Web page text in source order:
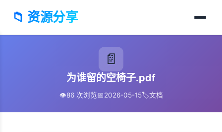
📁 资源分享
📄
为谁留的空椅子.pdf
👁️86 次浏览📅2026-05-15🏷️文档